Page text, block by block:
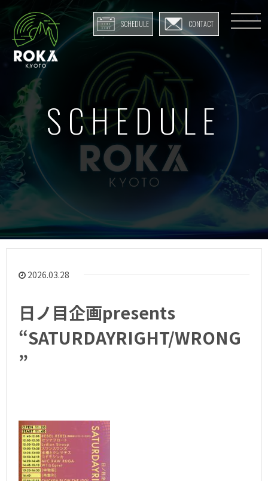
SCHEDULE CONTACT
SCHEDULE
2026.03.28
日ノ目企画presents
“SATURDAYRIGHT/WRONG
”